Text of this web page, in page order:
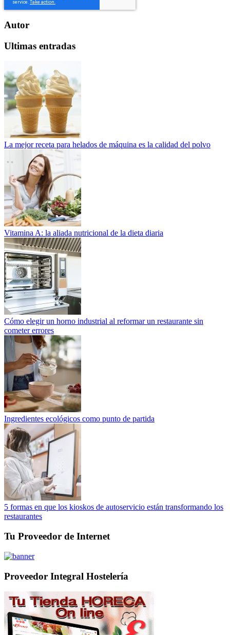
Autor
Ultimas entradas
La mejor receta para helados de máquina es la calidad del polvo
Vitamina A: la aliada nutricional de la dieta diaria
Cómo elegir un horno industrial al reformar un restaurante sin
cometer errores
Ingredientes ecológicos como punto de partida
5 formas en que los kioskos de autoservicio están transformando los
restaurantes
Tu Proveedor de Internet
Proveedor Integral Hostelería